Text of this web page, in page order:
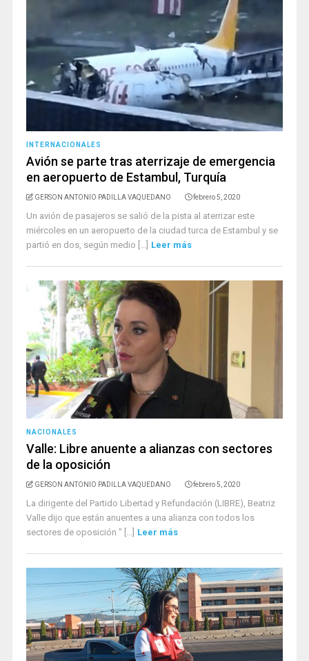
INTERNACIONALES
Avión se parte tras aterrizaje de emergencia
en aeropuerto de Estambul, Turquía
GERSON ANTONIO PADILLA VAQUEDANO febrero 5, 2020
Un avión de pasajeros se salió de la pista al aterrizar este
miércoles en un aeropuerto de la ciudad turca de Estambul y se
partió en dos, según medio [...] Leer más
NACIONALES
Valle: Libre anuente a alianzas con sectores
de la oposición
GERSON ANTONIO PADILLA VAQUEDANO febrero 5, 2020
La dirigente del Partido Libertad y Refundación (LIBRE), Beatriz
Valle dijo que están anuentes a una alianza con todos los
sectores de oposición " [...] Leer más